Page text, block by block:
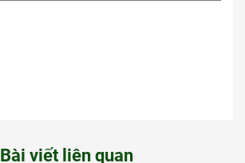
Bài viết liên quan